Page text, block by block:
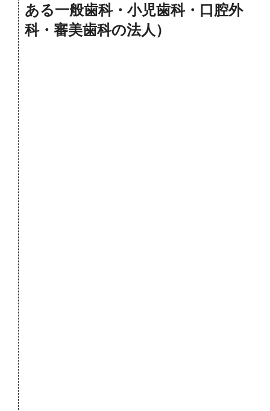
ある一般歯科・小児歯科・口腔外
科・審美歯科の法人）